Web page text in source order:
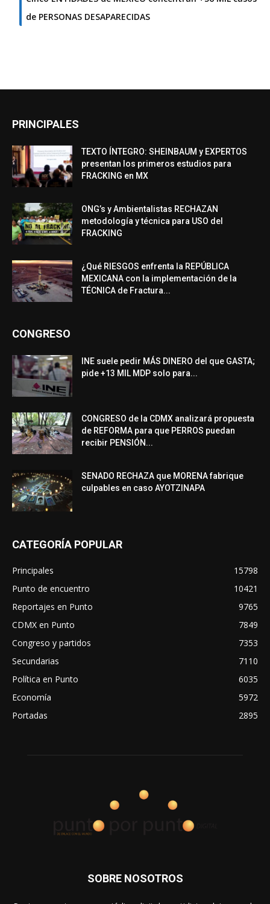
de PERSONAS DESAPARECIDAS
PRINCIPALES
TEXTO ÍNTEGRO: SHEINBAUM y EXPERTOS
presentan los primeros estudios para
FRACKING en MX
ONG’s y Ambientalistas RECHAZAN
metodología y técnica para USO del
FRACKING
¿Qué RIESGOS enfrenta la REPÚBLICA
MEXICANA con la implementación de la
TÉCNICA de Fractura...
CONGRESO
INE suele pedir MÁS DINERO del que GASTA;
pide +13 MIL MDP solo para...
CONGRESO de la CDMX analizará propuesta
de REFORMA para que PERROS puedan
recibir PENSIÓN...
SENADO RECHAZA que MORENA fabrique
culpables en caso AYOTZINAPA
CATEGORÍA POPULAR
Principales
15798
Punto de encuentro
10421
Reportajes en Punto
9765
CDMX en Punto
7849
Congreso y partidos
7353
Secundarias
7110
Política en Punto
6035
Economía
5972
Portadas
2895
SOBRE NOSOTROS